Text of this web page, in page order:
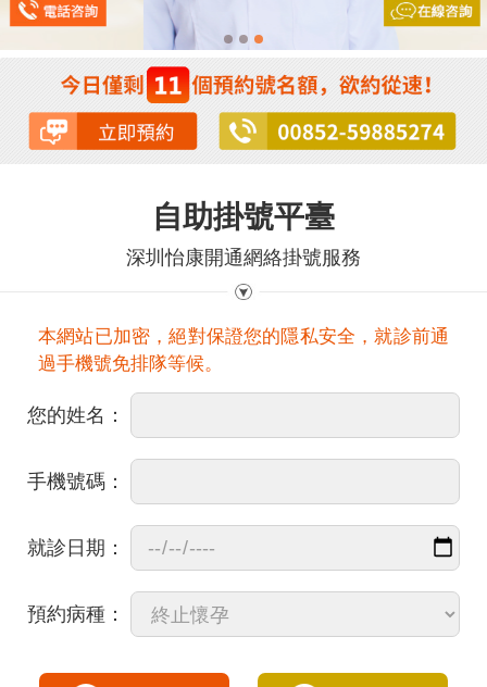
自助掛號平臺
深圳怡康開通網絡掛號服務
本網站已加密，絕對保證您的隱私安全，就診前通
過手機號免排隊等候。
您的姓名：
手機號碼：
就診日期：
預約病種：